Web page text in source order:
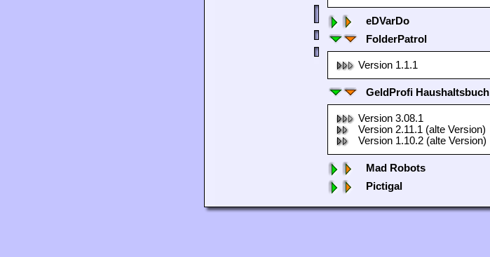
eDVarDo
FolderPatrol
Version 1.1.1
GeldProfi Haushaltsbuch
Version 3.08.1
Version 2.11.1 (alte Version)
Version 1.10.2 (alte Version)
Mad Robots
Pictigal